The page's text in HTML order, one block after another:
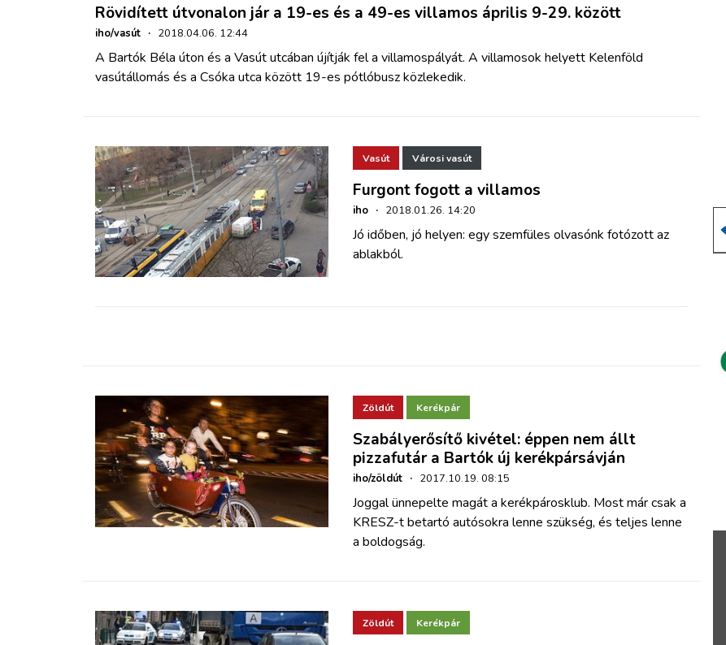
Rövidített útvonalon jár a 19-es és a 49-es villamos április 9-29. között
iho/vasút · 2018.04.06. 12:44
A Bartók Béla úton és a Vasút utcában újítják fel a villamospályát. A villamosok helyett Kelenföld
vasútállomás és a Csóka utca között 19-es pótlóbusz közlekedik.
Vasút Városi vasút
Furgont fogott a villamos
iho · 2018.01.26. 14:20
Jó időben, jó helyen: egy szemfüles olvasónk fotózott az
ablakból.
Zöldút Kerékpár
Szabályerősítő kivétel: éppen nem állt
pizzafutár a Bartók új kerékpársávján
iho/zöldút · 2017.10.19. 08:15
Joggal ünnepelte magát a kerékpárosklub. Most már csak a
KRESZ-t betartó autósokra lenne szükség, és teljes lenne
a boldogság.
Zöldút Kerékpár